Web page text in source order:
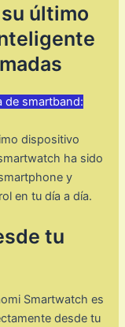
último
de smartband:
dispositivo
ha sido
y
en tu día a día.
tu
Smartwatch es
desde tu